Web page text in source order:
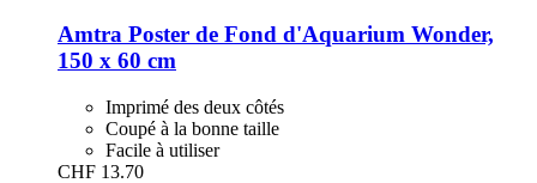
Amtra Poster de Fond d'Aquarium Wonder,
150 x 60 cm
Imprimé des deux côtés
Coupé à la bonne taille
Facile à utiliser
CHF 13.70